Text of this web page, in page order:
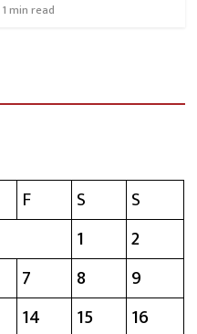
1 min read
F S
S
1
2
7 8
9
14 15
16